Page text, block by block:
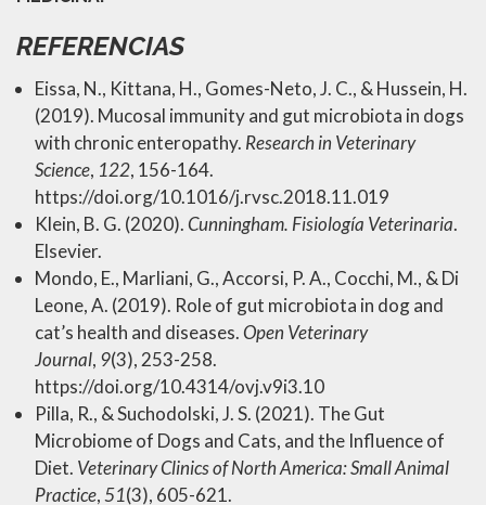
REFERENCIAS
Eissa, N., Kittana, H., Gomes-Neto, J. C., & Hussein, H.
(2019). Mucosal immunity and gut microbiota in dogs
with chronic enteropathy. Research in Veterinary
Science, 122, 156-164.
https://doi.org/10.1016/j.rvsc.2018.11.019
Klein, B. G. (2020).Cunningham. Fisiología Veterinaria.
Elsevier.
Mondo, E., Marliani, G., Accorsi, P. A., Cocchi, M., & Di
Leone, A. (2019). Role of gut microbiota in dog and
cat’s health and diseases.Open Veterinary
Journal, 9(3), 253-258.
https://doi.org/10.4314/ovj.v9i3.10
Pilla, R., & Suchodolski, J. S. (2021). The Gut
Microbiome of Dogs and Cats, and the Influence of
Diet. Veterinary Clinics of North America: Small Animal
Practice,51(3), 605-621.